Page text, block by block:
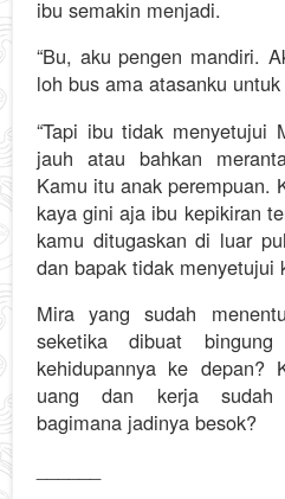
ibu semakin menjadi.
“Bu, aku pengen mandiri.
loh bus ama atasanku
“Tapi ibu tidak menyetujui
jauh atau bahkan
Kamu itu anak perempuan.
kaya gini aja ibu kepikiran
kamu ditugaskan di luar
dan bapak tidak menyetujui
Mira yang sudah
seketika dibuat
kehidupannya ke depan?
uang dan kerja sudah
bagimana jadinya besok?